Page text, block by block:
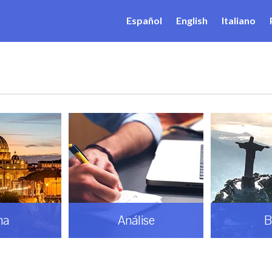
Español English Italiano
Análise